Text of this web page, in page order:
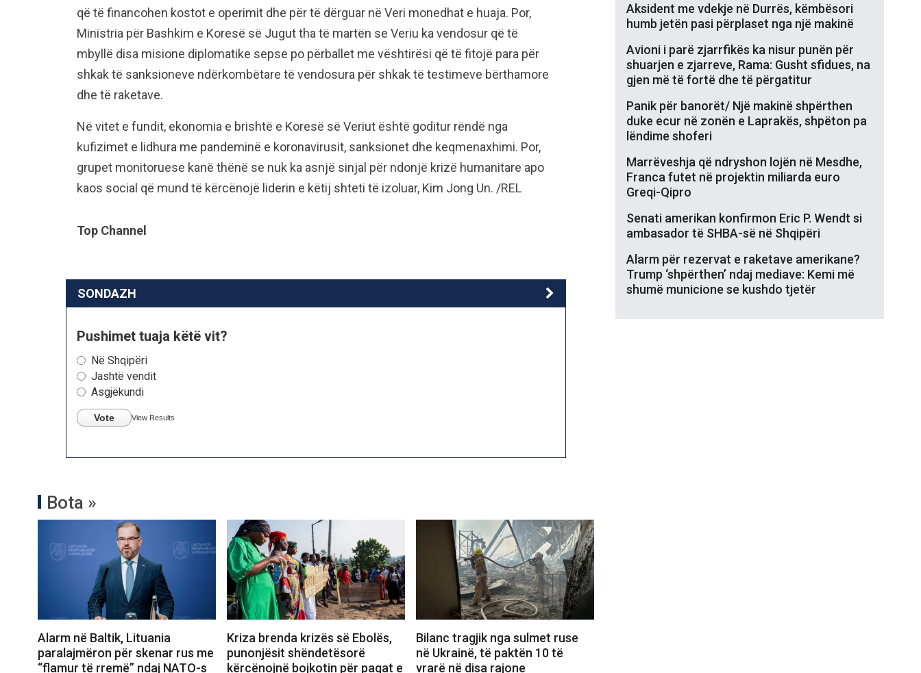
që të financohen kostot e operimit dhe për të dërguar në Veri monedhat e huaja. Por,
Ministria për Bashkim e Koresë së Jugut tha të martën se Veriu ka vendosur që të
mbyllë disa misione diplomatike sepse po përballet me vështirësi që të fitojë para për
shkak të sanksioneve ndërkombëtare të vendosura për shkak të testimeve bërthamore
dhe të raketave.
Në vitet e fundit, ekonomia e brishtë e Koresë së Veriut është goditur rëndë nga
kufizimet e lidhura me pandeminë e koronavirusit, sanksionet dhe keqmenaxhimi. Por,
grupet monitoruese kanë thënë se nuk ka asnjë sinjal për ndonjë krizë humanitare apo
kaos social që mund të kërcënojë liderin e këtij shteti të izoluar, Kim Jong Un. /REL
Top Channel
SONDAZH
Pushimet tuaja këtë vit?
Në Shqipëri
Jashtë vendit
Asgjëkundi
Vote View Results
Bota »
Alarm në Baltik, Lituania
paralajmëron për skenar rus me
“flamur të rremë” ndaj NATO-s
Kriza brenda krizës së Ebolës,
punonjësit shëndetësorë
kërcënojnë bojkotin për pagat e
Bilanc tragjik nga sulmet ruse
në Ukrainë, të paktën 10 të
vrarë në disa rajone
Aksident me vdekje në Durrës, këmbësori
humb jetën pasi përplaset nga një makinë
Avioni i parë zjarrfikës ka nisur punën për
shuarjen e zjarreve, Rama: Gusht sfidues, na
gjen më të fortë dhe të përgatitur
Panik për banorët/ Një makinë shpërthen
duke ecur në zonën e Laprakës, shpëton pa
lëndime shoferi
Marrëveshja që ndryshon lojën në Mesdhe,
Franca futet në projektin miliarda euro
Greqi-Qipro
Senati amerikan konfirmon Eric P. Wendt si
ambasador të SHBA-së në Shqipëri
Alarm për rezervat e raketave amerikane?
Trump ‘shpërthen’ ndaj mediave: Kemi më
shumë municione se kushdo tjetër